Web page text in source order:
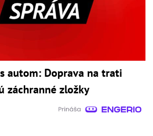
autom: Doprava na trati
záchranné zložky